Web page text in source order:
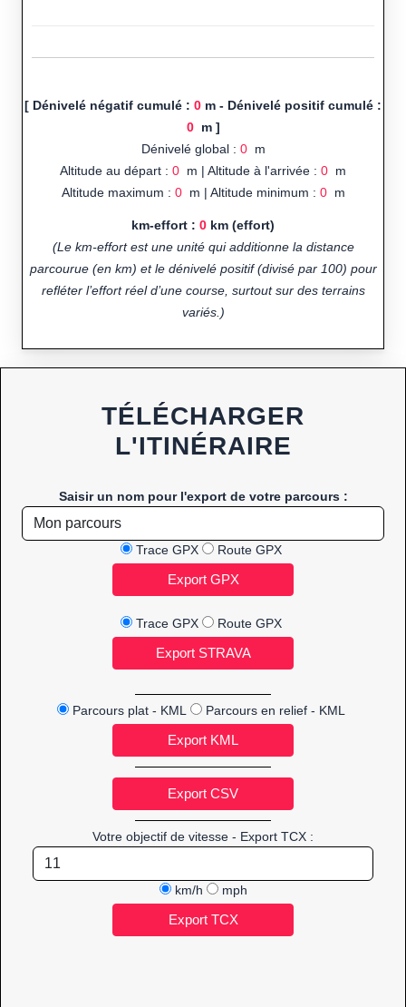
[ Dénivelé négatif cumulé : 0 m - Dénivelé positif cumulé :
0m ]
Dénivelé global : 0m
Altitude au départ : 0 m | Altitude à l'arrivée : 0 m
Altitude maximum : 0m | Altitude minimum : 0m
km-effort : 0 km (effort)
(Le km-effort est une unité qui additionne la distance
parcourue (en km) et le dénivelé positif (divisé par 100) pour
refléter l’effort réel d’une course, surtout sur des terrains
variés.)
TÉLÉCHARGER
L'ITINÉRAIRE
Saisir un nom pour l'export de votre parcours :
Trace GPX Route GPX
Trace GPX Route GPX
Parcours plat - KML Parcours en relief - KML
Votre objectif de vitesse - Export TCX :
km/h mph